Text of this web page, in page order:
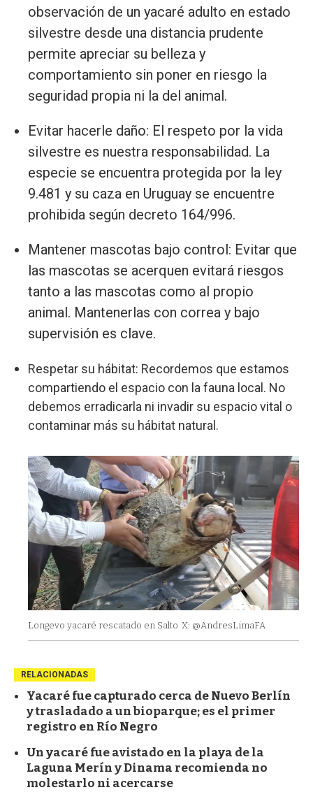
observación de un yacaré adulto en estado
silvestre desde una distancia prudente
permite apreciar su belleza y
comportamiento sin poner en riesgo la
seguridad propia ni la del animal.
Evitar hacerle daño: El respeto por la vida
silvestre es nuestra responsabilidad. La
especie se encuentra protegida por la ley
9.481 y su caza en Uruguay se encuentre
prohibida según decreto 164/996.
Mantener mascotas bajo control: Evitar que
las mascotas se acerquen evitará riesgos
tanto a las mascotas como al propio
animal. Mantenerlas con correa y bajo
supervisión es clave.
Respetar su hábitat: Recordemos que estamos
compartiendo el espacio con la fauna local. No
debemos erradicarla ni invadir su espacio vital o
contaminar más su hábitat natural.
Longevo yacaré rescatado en Salto X: @AndresLimaFA
RELACIONADAS
Yacaré fue capturado cerca de Nuevo Berlín
y trasladado a un bioparque; es el primer
registro en Río Negro
Un yacaré fue avistado en la playa de la
Laguna Merín y Dinama recomienda no
molestarlo ni acercarse